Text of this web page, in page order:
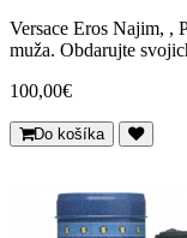
Versace Eros Najim, ,
muža. Obdarujte
100,00€
Do košíka